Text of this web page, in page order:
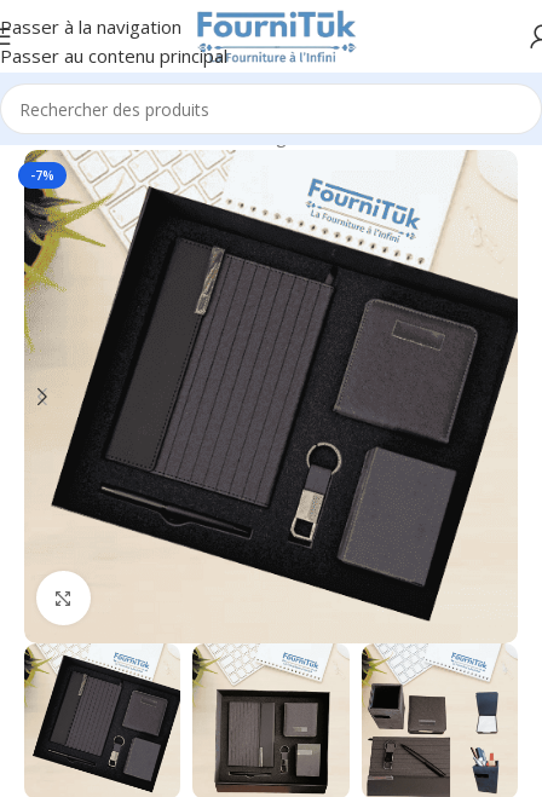
Passer à la navigation
Passer au contenu principal
Accueil/Fourniture de Bureau/Agendas & Notebook
-7%
Cliquez pour agrandir